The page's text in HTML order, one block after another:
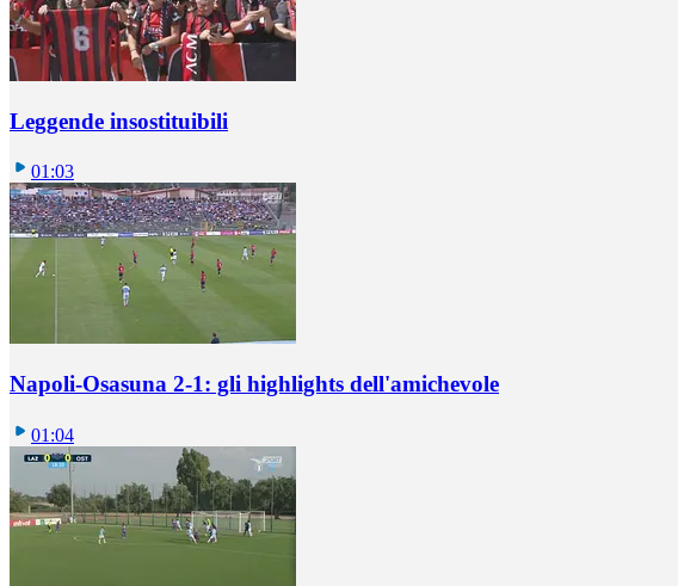
Leggende insostituibili
01:03
Napoli-Osasuna 2-1: gli highlights dell'amichevole
01:04